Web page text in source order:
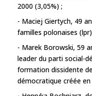
2000 (3,05%) ;
- Maciej Giertych, 49
familles polonaises
- Marek Borowski, 59
leader du parti social-
formation dissidente
démocratique créée en